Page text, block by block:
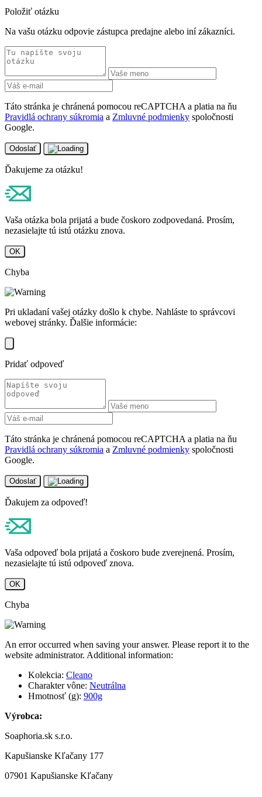
Položiť otázku
Na vašu otázku odpovie zástupca predajne alebo iní zákazníci.
Táto stránka je chránená pomocou reCAPTCHA a platia na ňu
Pravidlá ochrany súkromia a Zmluvné podmienky spoločnosti
Google.
Odoslať
Ďakujeme za otázku!
Vaša otázka bola prijatá a bude čoskoro zodpovedaná. Prosím,
nezasielajte tú istú otázku znova.
OK
Chyba
Pri ukladaní vašej otázky došlo k chybe. Nahláste to správcovi
webovej stránky. Ďalšie informácie:
Pridať odpoveď
Táto stránka je chránená pomocou reCAPTCHA a platia na ňu
Pravidlá ochrany súkromia a Zmluvné podmienky spoločnosti
Google.
Odoslať
Ďakujem za odpoveď!
Vaša odpoveď bola prijatá a čoskoro bude zverejnená. Prosím,
nezasielajte tú istú odpoveď znova.
OK
Chyba
An error occurred when saving your answer. Please report it to the
website administrator. Additional information:
Kolekcia: Cleano
Charakter vône: Neutrálna
Hmotnosť (g): 900g
Výrobca:
Soaphoria.sk s.r.o.
Kapušianske Kľačany 177
07901 Kapušianske Kľačany